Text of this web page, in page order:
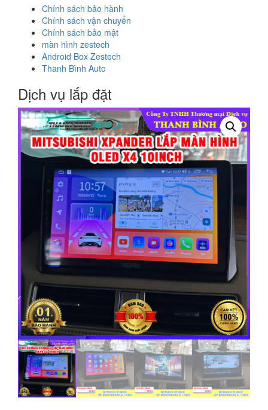
Chính sách bảo hành
Chính sách vận chuyển
Chính sách bảo mật
màn hình zestech
Android Box Zestech
Thanh Bình Auto
Dịch vụ lắp đặt